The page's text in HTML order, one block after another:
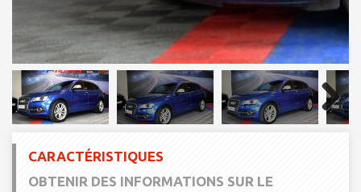
Next
CARACTÉRISTIQUES
OBTENIR DES INFORMATIONS SUR LE